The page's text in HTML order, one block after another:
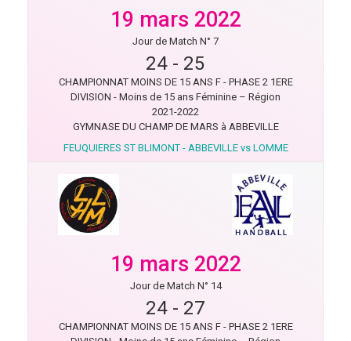
19 mars 2022
Jour de Match N° 7
24 - 25
CHAMPIONNAT MOINS DE 15 ANS F - PHASE 2 1ERE
DIVISION - Moins de 15 ans Féminine – Région
2021-2022
GYMNASE DU CHAMP DE MARS à ABBEVILLE
FEUQUIERES ST BLIMONT - ABBEVILLE vs LOMME
19 mars 2022
Jour de Match N° 14
24 - 27
CHAMPIONNAT MOINS DE 15 ANS F - PHASE 2 1ERE